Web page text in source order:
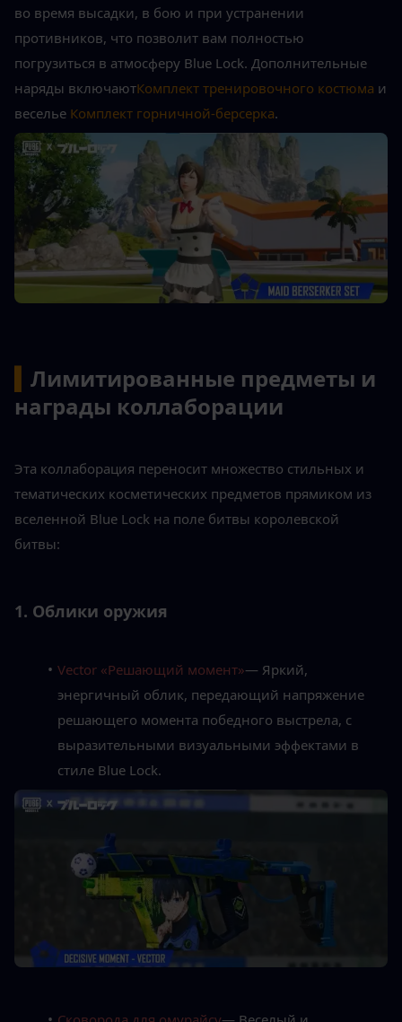
во время высадки, в бою и при устранении
противников, что позволит вам полностью
погрузиться в атмосферу Blue Lock. Дополнительные
наряды включаютКомплект тренировочного костюма и
веселье Комплект горничной-берсерка.
Лимитированные предметы и
награды коллаборации
Эта коллаборация переносит множество стильных и
тематических косметических предметов прямиком из
вселенной Blue Lock на поле битвы королевской
битвы:
1. Облики оружия
Vector «Решающий момент»— Яркий,
энергичный облик, передающий напряжение
решающего момента победного выстрела, с
выразительными визуальными эффектами в
стиле Blue Lock.